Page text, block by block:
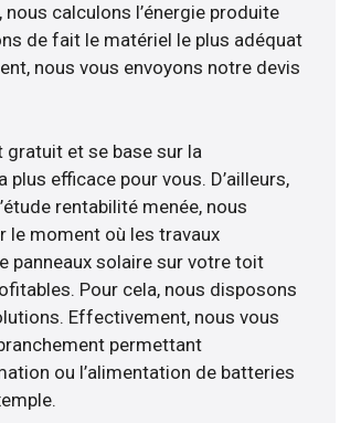
nous calculons l’énergie produite
de fait le matériel le plus adéquat
nous vous envoyons notre devis
gratuit et se base sur la
plus efficace pour vous. D’ailleurs,
rentabilité menée, nous
le moment où les travaux
panneaux solaire sur votre toit
Pour cela, nous disposons
Effectivement, nous vous
permettant
ou l’alimentation de batteries